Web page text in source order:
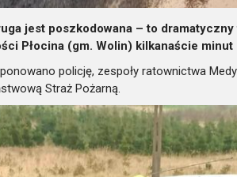
jest poszkodowana – to
Płocina (gm. Wolin) kilkanaście
policję, zespoły ratownictwa
Straż Pożarną.